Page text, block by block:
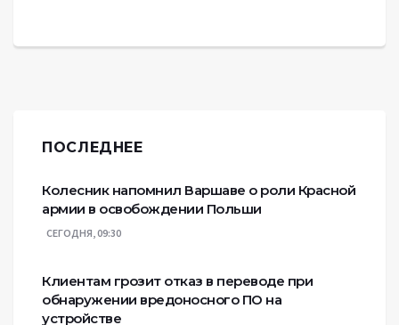
ПОСЛЕДНЕЕ
Колесник напомнил Варшаве о роли Красной
армии в освобождении Польши
СЕГОДНЯ, 09:30
Клиентам грозит отказ в переводе при
обнаружении вредоносного ПО на
устройстве